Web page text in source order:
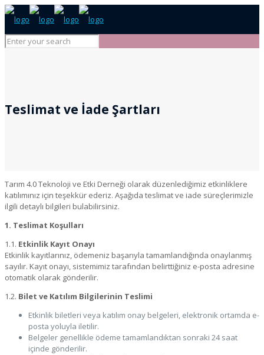
Teslimat ve İade Şartları
Tarım 4.0 Teknoloji ve Etki Derneği olarak düzenlediğimiz etkinliklere
katılımınız için teşekkür ederiz. Aşağıda teslimat ve iade süreçlerimizle
ilgili detaylı bilgileri bulabilirsiniz.
1. Teslimat Koşulları
1.1. Etkinlik Kayıt Onayı
Etkinlik kayıtlarınız, ödemeniz başarıyla tamamlandığında onaylanmış
sayılır. Kayıt onayı, sistemimiz tarafından belirttiğiniz e-posta adresine
otomatik olarak gönderilir.
1.2. Bilet ve Katılım Bilgilerinin Teslimi
Etkinlik biletleri veya katılım onay belgeleri, elektronik ortamda e-
posta yoluyla iletilir.
Belgeler genellikle ödeme tamamlandıktan sonraki 24 saat
içinde gönderilir.